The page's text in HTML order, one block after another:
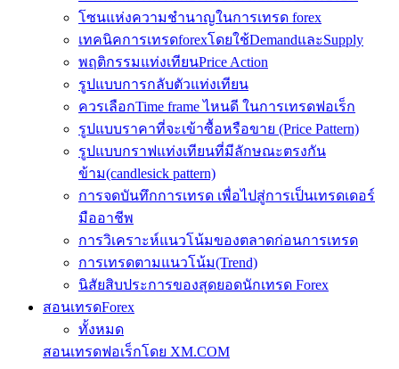
โซนแห่งความชำนาญในการเทรด forex
เทคนิคการเทรดforexโดยใช้DemandและSupply
พฤติกรรมแท่งเทียนPrice Action
รูปแบบการกลับตัวแท่งเทียน
ควรเลือกTime frame ไหนดี ในการเทรดฟอเร็ก
รูปแบบราคาที่จะเข้าซื้อหรือขาย (Price Pattern)
รูปแบบกราฟแท่งเทียนที่มีลักษณะตรงกัน
ข้าม(candlesick pattern)
การจดบันทึกการเทรด เพื่อไปสู่การเป็นเทรดเดอร์
มืออาชีพ
การวิเคราะห์แนวโน้มของตลาดก่อนการเทรด
การเทรดตามแนวโน้ม(Trend)
นิสัยสิบประการของสุดยอดนักเทรด Forex
สอนเทรดForex
ทั้งหมด
สอนเทรดฟอเร็กโดย XM.COM